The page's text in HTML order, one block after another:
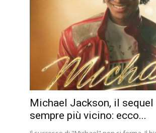
Michael Jackson, il
sempre più vicino: ecco...